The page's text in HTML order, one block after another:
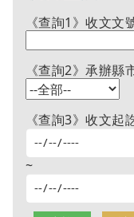
《查詢1》收文文
《查詢2》承辦縣
《查詢3》收文起
~